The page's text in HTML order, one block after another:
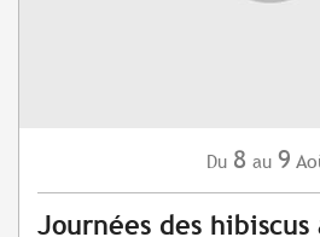
Du 8 au 9
Journées des